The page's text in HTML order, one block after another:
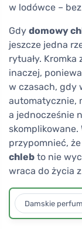
w lodówce –
Gdy domowy
jeszcze jedna
rytuały. Kromka
inaczej,
w czasach, gdy
automatycznie,
a jednocześnie
skomplikowane.
przypomnieć, że
chleb to nie
wraca do życia
Damskie